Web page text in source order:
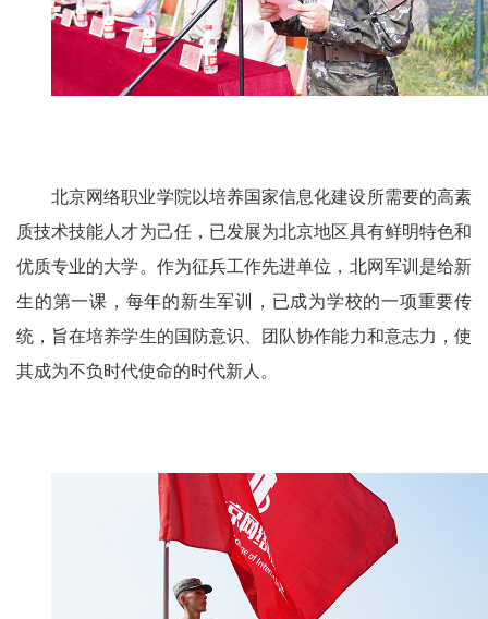
北京网络职业学院以培养国家信息化建设所需要的高素
质技术技能人才为己任，已发展为北京地区具有鲜明特色和
优质专业的大学。作为征兵工作先进单位，北网军训是给新
生的第一课，每年的新生军训，已成为学校的一项重要传
统，旨在培养学生的国防意识、团队协作能力和意志力，使
其成为不负时代使命的时代新人。